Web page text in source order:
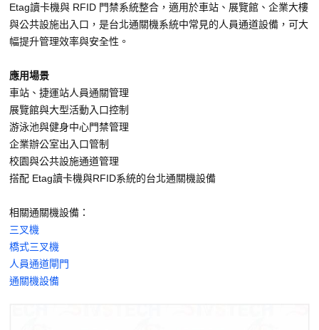
Etag讀卡機與 RFID 門禁系統整合，適用於車站、展覽館、企業大樓
與公共設施出入口，是台北通關機系統中常見的人員通道設備，可大
幅提升管理效率與安全性。
應用場景
車站、捷運站人員通關管理
展覽館與大型活動入口控制
游泳池與健身中心門禁管理
企業辦公室出入口管制
校園與公共設施通道管理
搭配 Etag讀卡機與RFID系統的台北通關機設備
相關通關機設備：
三叉機
橋式三叉機
人員通道閘門
通關機設備